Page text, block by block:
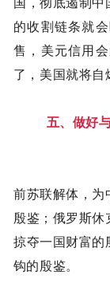
的收割链条就
售，美元信用
了，美国就将自
五、做好
前苏联解体，为
殷鉴；俄罗斯
掠夺一国财富的
钩的殷鉴。